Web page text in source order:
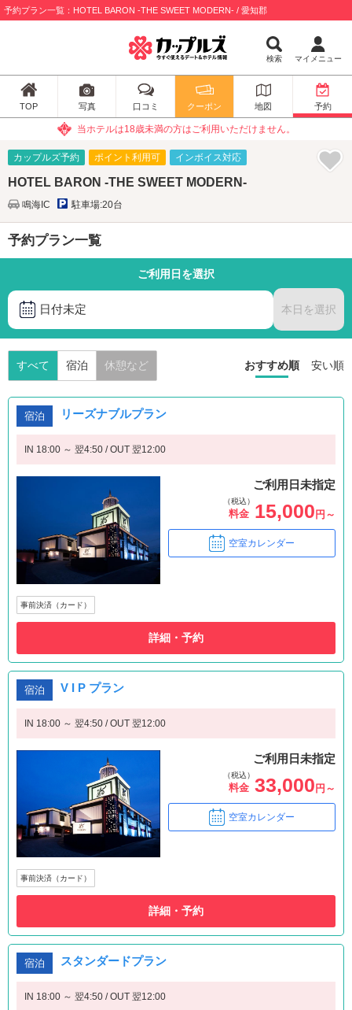
予約プラン一覧：HOTEL BARON -THE SWEET MODERN- / 愛知郡
検索 マイメニュー
TOP 写真 口コミ クーポン 地図 予約
当ホテルは18歳未満の方はご利用いただけません。
カップルズ予約 ポイント利用可 インボイス対応
HOTEL BARON -THE SWEET MODERN-
鳴海IC 駐車場:20台
予約プラン一覧
ご利用日を選択
日付未定 本日を選択
すべて 宿泊 休憩など おすすめ順 安い順
宿泊 リーズナブルプラン
IN 18:00 ～ 翌4:50 / OUT 翌12:00
ご利用日未指定
（税込）
料金 15,000 円～
空室カレンダー
事前決済（カード）
詳細・予約
宿泊 V I P プラン
IN 18:00 ～ 翌4:50 / OUT 翌12:00
ご利用日未指定
（税込）
料金 33,000 円～
空室カレンダー
事前決済（カード）
詳細・予約
宿泊 スタンダードプラン
IN 18:00 ～ 翌4:50 / OUT 翌12:00